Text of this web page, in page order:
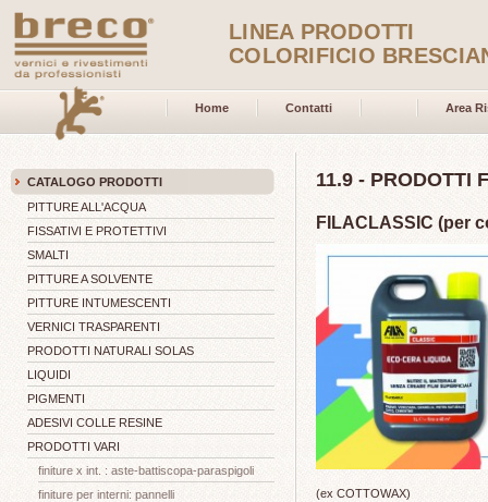
LINEA PRODOTTI
COLORIFICIO
Home Contatti Area
CATALOGO PRODOTTI
PITTURE ALL'ACQUA
FISSATIVI E PROTETTIVI
SMALTI
PITTURE A SOLVENTE
PITTURE INTUMESCENTI
VERNICI TRASPARENTI
PRODOTTI NATURALI SOLAS
LIQUIDI
PIGMENTI
ADESIVI COLLE RESINE
PRODOTTI VARI
finiture x int. : aste-battiscopa-paraspigoli
finiture per interni: pannelli
11.9 - PRODOTTI
FILACLASSIC (per
(ex COTTOWAX)